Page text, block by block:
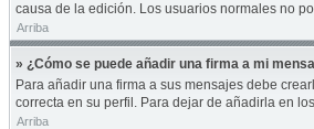
causa de la edición. Los usuarios normales no
Arriba
» ¿Cómo se puede añadir una firma a mi
Para añadir una firma a sus mensajes debe
correcta en su perfil. Para dejar de añadirla en
Arriba